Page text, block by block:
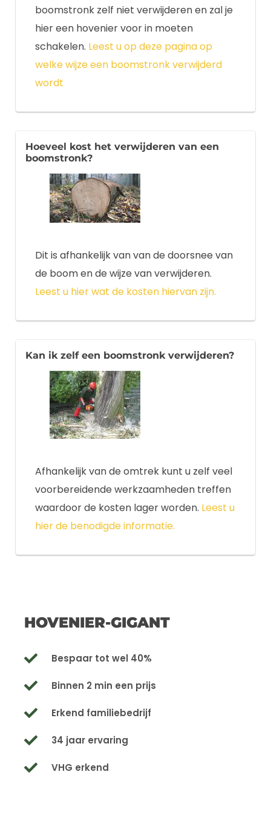
boomstronk zelf niet verwijderen en zal je
hier een hovenier voor in moeten
schakelen. Leest u op deze pagina op
welke wijze een boomstronk verwijderd
wordt
Hoeveel kost het verwijderen van een
boomstronk?
Dit is afhankelijk van van de doorsnee van
de boom en de wijze van verwijderen.
Leest u hier wat de kosten hiervan zijn.
Kan ik zelf een boomstronk verwijderen?
Afhankelijk van de omtrek kunt u zelf veel
voorbereidende werkzaamheden treffen
waardoor de kosten lager worden. Leest u
hier de benodigde informatie.
HOVENIER-GIGANT
Bespaar tot wel 40%
Binnen 2 min een prijs
Erkend familiebedrijf
34 jaar ervaring
VHG erkend